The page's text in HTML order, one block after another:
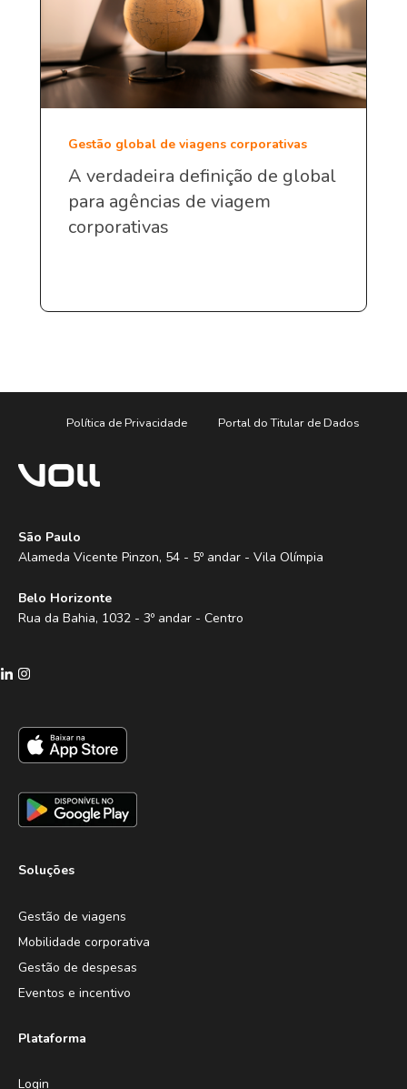
Gestão global de viagens corporativas
A verdadeira definição de global
para agências de viagem
corporativas
Política de Privacidade Portal do Titular de Dados
São Paulo
Alameda Vicente Pinzon, 54 - 5º andar - Vila Olímpia
Belo Horizonte
Rua da Bahia, 1032 - 3º andar - Centro
Soluções
Gestão de viagens
Mobilidade corporativa
Gestão de despesas
Eventos e incentivo
Plataforma
Login